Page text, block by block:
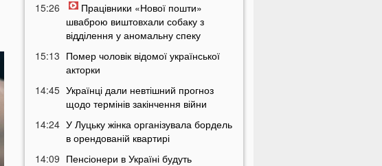
15:26
Працівники «Нової пошти»
шваброю виштовхали собаку з
відділення у аномальну спеку
15:13 Помер чоловік відомої української
акторки
14:45 Українці дали невтішний прогноз
щодо термінів закінчення війни
14:24 У Луцьку жінка організувала бордель
в орендованій квартирі
14:09 Пенсіонери в Україні будуть